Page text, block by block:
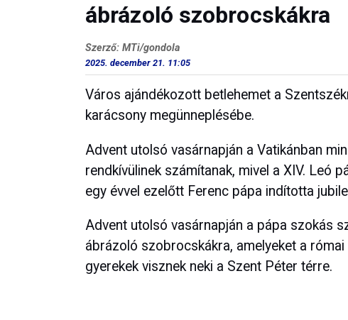
ábrázoló szobrocskákra
Szerző: MTi/gondola
2025. december 21. 11:05
Város ajándékozott betlehemet a
karácsony megünneplésébe.
Advent utolsó vasárnapján a Vatikánban
rendkívülinek számítanak, mivel a XIV. Leó
egy évvel ezelőtt Ferenc pápa indította
Advent utolsó vasárnapján a pápa szokás
ábrázoló szobrocskákra, amelyeket a
gyerekek visznek neki a Szent Péter térre.